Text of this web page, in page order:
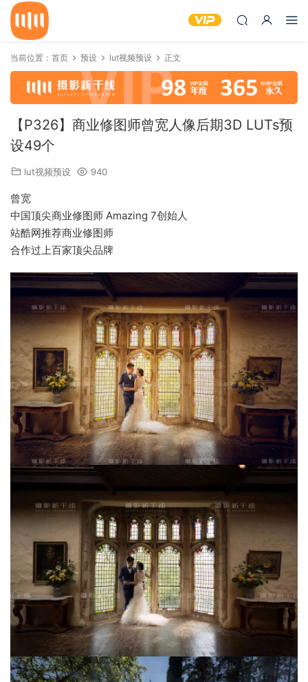
当前位置： 首页 预设 lut视频预设 正文
【P326】商业修图师曾宽人像后期3D LUTs预
设49个
lut视频预设 940
曾宽
中国顶尖商业修图师 Amazing 7创始人
站酷网推荐商业修图师
合作过上百家顶尖品牌